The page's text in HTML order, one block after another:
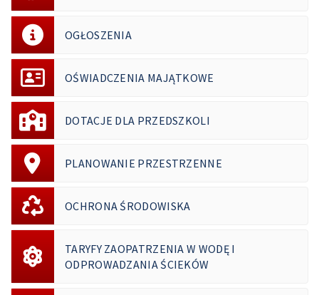
OGŁOSZENIA
OŚWIADCZENIA MAJĄTKOWE
DOTACJE DLA PRZEDSZKOLI
PLANOWANIE PRZESTRZENNE
OCHRONA ŚRODOWISKA
TARYFY ZAOPATRZENIA W WODĘ I
ODPROWADZANIA ŚCIEKÓW